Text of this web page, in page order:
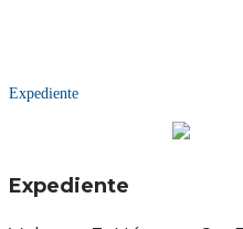
Expediente
Expediente